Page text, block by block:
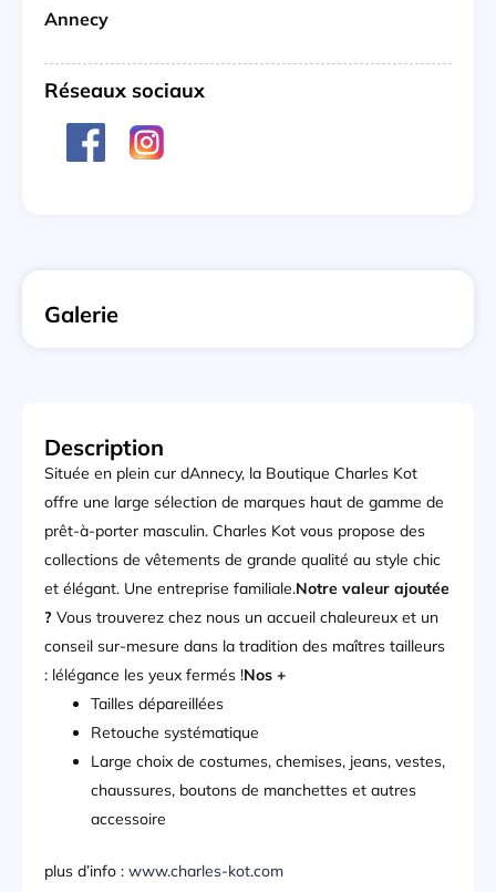
Annecy
Réseaux sociaux
Galerie
Description
Située en plein cur dAnnecy, la Boutique Charles Kot
offre une large sélection de marques haut de gamme de
prêt-à-porter masculin. Charles Kot vous propose des
collections de vêtements de grande qualité au style chic
et élégant. Une entreprise familiale.Notre valeur ajoutée
? Vous trouverez chez nous un accueil chaleureux et un
conseil sur-mesure dans la tradition des maîtres tailleurs
: lélégance les yeux fermés !Nos +
Tailles dépareillées
Retouche systématique
Large choix de costumes, chemises, jeans, vestes,
chaussures, boutons de manchettes et autres
accessoire
plus d’info : www.charles-kot.com